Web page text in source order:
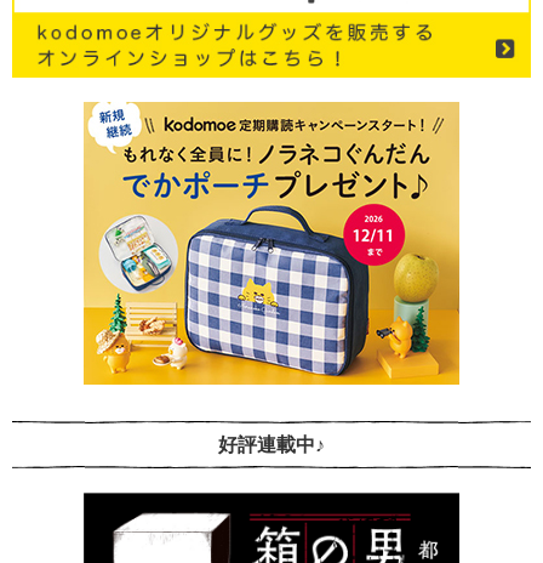
好評連載中♪